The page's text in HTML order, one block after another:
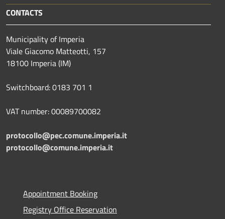
CONTACTS
Municipality of Imperia
Viale Giacomo Matteotti, 157
18100 Imperia (IM)
Switchboard: 0183 701 1
VAT number: 00089700082
protocollo@pec.comune.imperia.it
protocollo@comune.imperia.it
Appointment Booking
Registry Office Reservation